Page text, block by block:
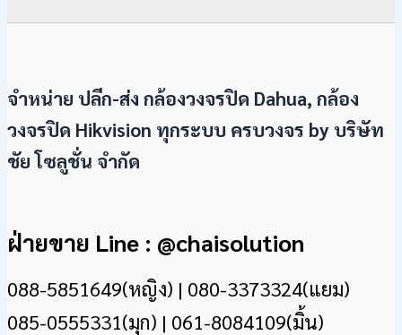
จำหน่าย ปลีก-ส่ง กล้องวงจรปิด Dahua, กล้อง
วงจรปิด Hikvision ทุกระบบ ครบวงจร by บริษัท
ชัย โซลูชั่น จำกัด
ฝ่ายขาย Line : @chaisolution
088-5851649(หญิง) | 080-3373324(แยม)
085-0555331(มุก) | 061-8084109(มิ้น)